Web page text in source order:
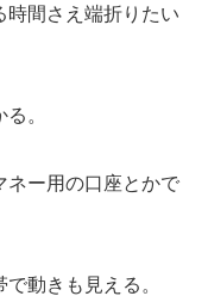
時間さえ端折りたい
。
ネー用の口座とかで
動きも見える。